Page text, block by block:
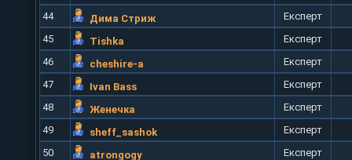
44 Дима Стриж
Експерт
45
Tishka
Експерт
46
cheshire-a
Експерт
47
Ivan Bass
Експерт
48
Женечка
Експерт
49
sheff_sashok
Експерт
50
atrongogy
Експерт